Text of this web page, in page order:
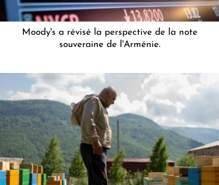
Moody's a révisé la perspective de la note
souveraine de l'Arménie.